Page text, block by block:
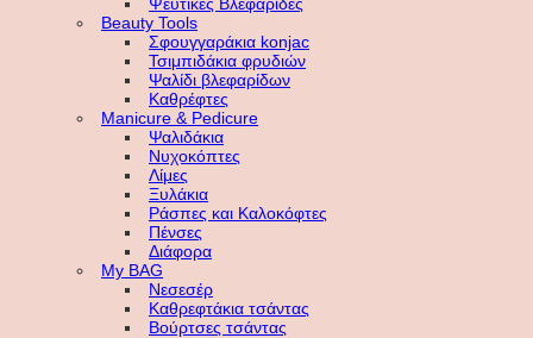
Beauty Tools
Σφουγγαράκια konjac
Τσιμπιδάκια φρυδιών
Ψαλίδι βλεφαρίδων
Καθρέφτες
Manicure & Pedicure
Ψαλιδάκια
Νυχοκόπτες
Λίμες
Ξυλάκια
Ράσπες και Καλοκόφτες
Πένσες
Διάφορα
My BAG
Νεσεσέρ
Καθρεφτάκια τσάντας
Βούρτσες τσάντας